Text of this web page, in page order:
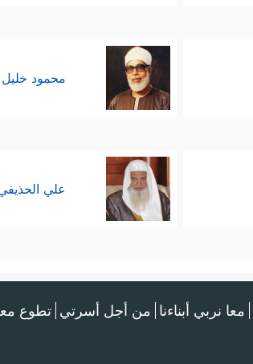
محمود
علي
معا نربي أبناءنا من أجل أسرتي تطوع